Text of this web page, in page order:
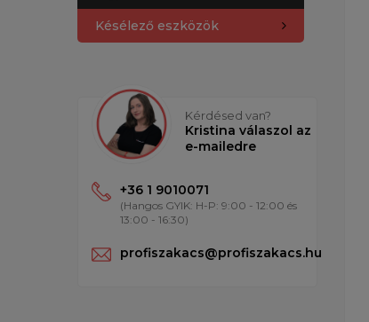
Késélező eszközök
Kérdésed van?
Kristina válaszol az
e-mailedre
+36 1 9010071
(Hangos GYIK: H-P: 9:00 - 12:00 és
13:00 - 16:30)
profiszakacs@profiszakacs.hu